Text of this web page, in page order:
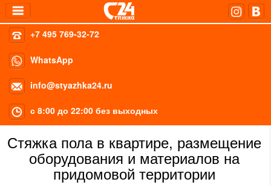
+7 495 769-32-72
WhatsApp
info@styazhka24.ru
с 8:00 до 22:00 без выходных
Стяжка пола в квартире, размещение
оборудования и материалов на
придомовой территории